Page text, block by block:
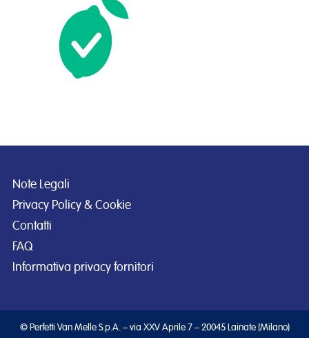
Note Legali
Privacy Policy & Cookie
Contatti
FAQ
Informativa privacy fornitori
© Perfetti Van Melle S.p.A. – via XXV Aprile 7 – 20045 Lainate (Milano)